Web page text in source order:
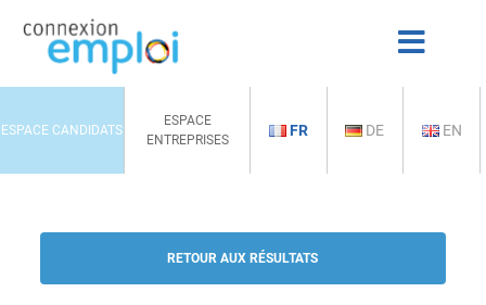
ESPACE CANDIDATS
ESPACE
ENTREPRISES
FR DE EN
RETOUR AUX RÉSULTATS